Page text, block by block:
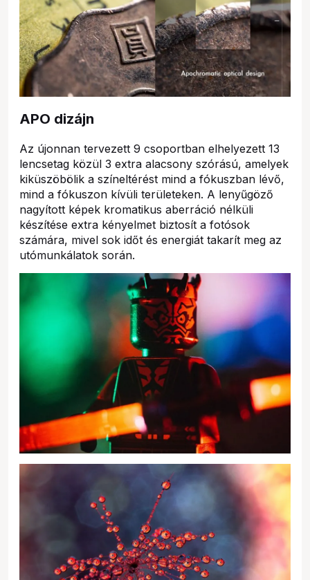
APO dizájn
Az újonnan tervezett 9 csoportban elhelyezett 13
lencsetag közül 3 extra alacsony szórású, amelyek
kiküszöbölik a színeltérést mind a fókuszban lévő,
mind a fókuszon kívüli területeken. A lenyűgöző
nagyított képek kromatikus aberráció nélküli
készítése extra kényelmet biztosít a fotósok
számára, mivel sok időt és energiát takarít meg az
utómunkálatok során.